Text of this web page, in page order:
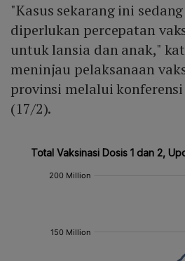
"Kasus sekarang ini
diperlukan percepatan
untuk lansia dan anak,"
meninjau pelaksanaan
provinsi melalui
(17/2).